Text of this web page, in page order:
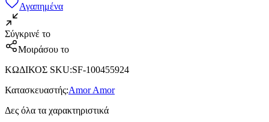
Αγαπημένα
Σύγκρινέ το
Μοιράσου το
ΚΩΔΙΚΟΣ SKU:SF-100455924
Κατασκευαστής:Amor Amor
Δες όλα τα χαρακτηριστικά